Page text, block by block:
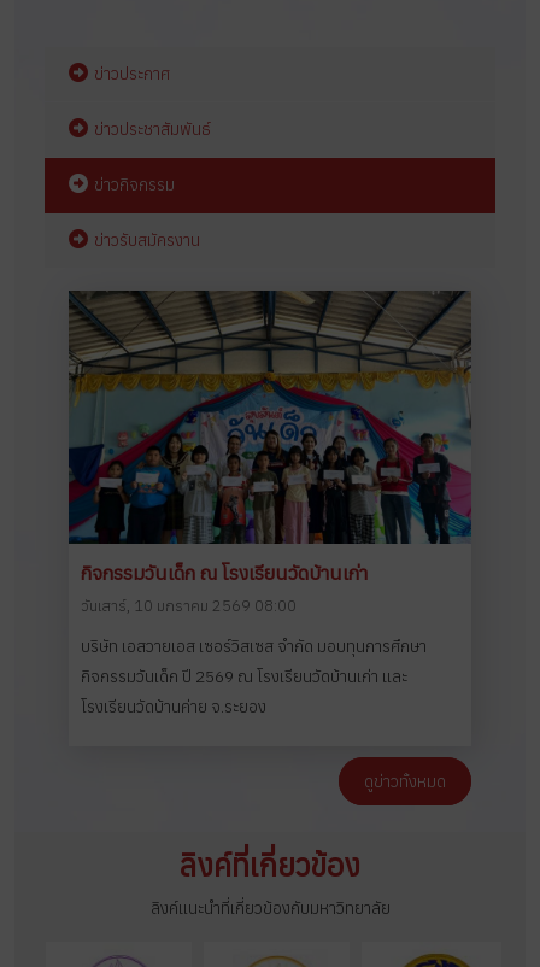
ข่าวประกาศ
ข่าวประชาสัมพันธ์
ข่าวกิจกรรม
ข่าวรับสมัครงาน
กิจกรรมวันเด็ก ณ โรงเรียนวัดบ้านเก่า
วันเสาร์, 10 มกราคม 2569 08:00
บริษัท เอสวายเอส เซอร์วิสเซส จำกัด มอบทุนการศึกษา
กิจกรรมวันเด็ก ปี 2569 ณ โรงเรียนวัดบ้านเก่า และ
โรงเรียนวัดบ้านค่าย จ.ระยอง
ดูข่าวทั้งหมด
ลิงค์ที่เกี่ยวข้อง
ลิงค์แนะนำที่เกี่ยวข้องกับมหาวิทยาลัย